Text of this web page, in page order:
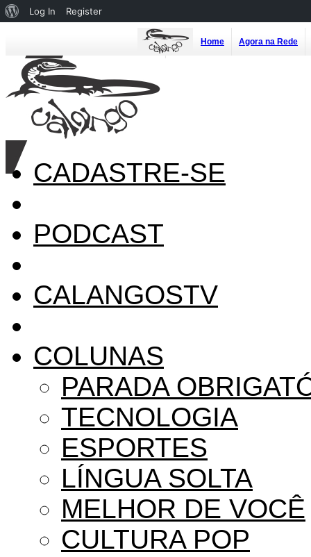
Home Agora na Rede
CADASTRE-SE
PODCAST
CALANGOSTV
COLUNAS
PARADA
TECNOLOGIA
ESPORTES
LÍNGUA SOLTA
MELHOR DE VOCÊ
CULTURA POP
About
Log In Register